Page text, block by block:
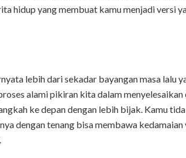
hidup yang membuat kamu menjadi versi
lebih dari sekadar bayangan masa lalu
alami pikiran kita dalam menyelesaikan
ke depan dengan lebih bijak. Kamu
dengan tenang bisa membawa